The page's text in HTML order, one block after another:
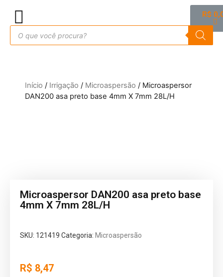
R$
Início / Irrigação / Microaspersão / Microaspersor
DAN200 asa preto base 4mm X 7mm 28L/H
Microaspersor DAN200 asa preto base
4mm X 7mm 28L/H
SKU: 121419 Categoria: Microaspersão
R$ 8,47